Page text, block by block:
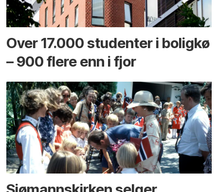
Over 17.000 studenter i boligkø
– 900 flere enn i fjor